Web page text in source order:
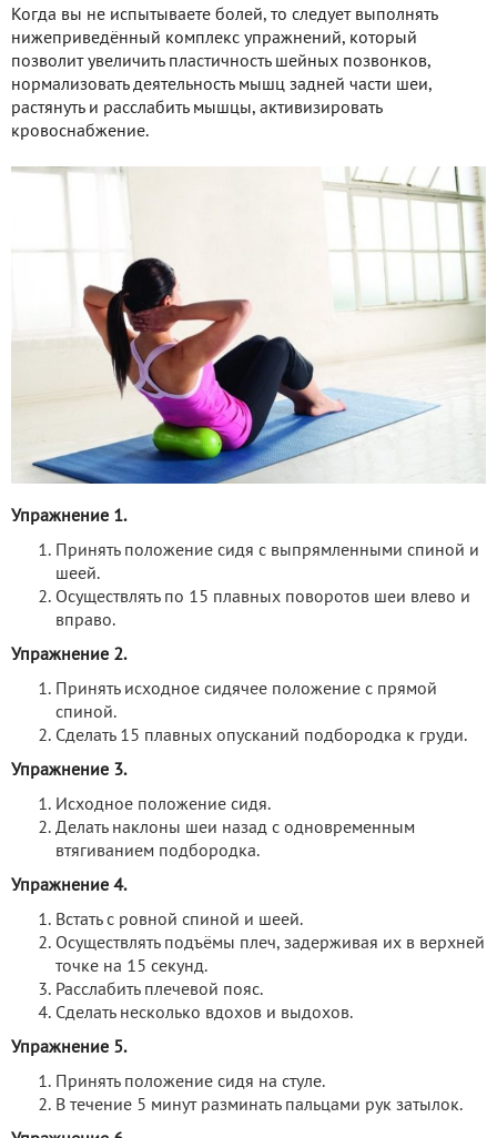
Когда вы не испытываете болей, то следует выполнять
нижеприведённый комплекс упражнений, который
позволит увеличить пластичность шейных позвонков,
нормализовать деятельность мышц задней части шеи,
растянуть и расслабить мышцы, активизировать
кровоснабжение.
Упражнение 1.
Принять положение сидя с выпрямленными спиной и
шеей.
Осуществлять по 15 плавных поворотов шеи влево и
вправо.
Упражнение 2.
Принять исходное сидячее положение с прямой
спиной.
Сделать 15 плавных опусканий подбородка к груди.
Упражнение 3.
Исходное положение сидя.
Делать наклоны шеи назад с одновременным
втягиванием подбородка.
Упражнение 4.
Встать с ровной спиной и шеей.
Осуществлять подъёмы плеч, задерживая их в верхней
точке на 15 секунд.
Расслабить плечевой пояс.
Сделать несколько вдохов и выдохов.
Упражнение 5.
Принять положение сидя на стуле.
В течение 5 минут разминать пальцами рук затылок.